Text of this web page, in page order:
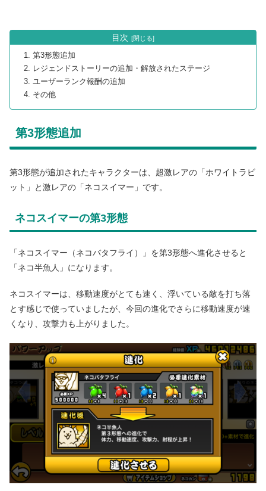
目次
第3形態追加
レジェンドストーリーの追加・解放されたステージ
ユーザーランク報酬の追加
その他
第3形態追加
第3形態が追加されたキャラクターは、超激レアの「ホワイトラビ
ット」と激レアの「ネコスイマー」です。
ネコスイマーの第3形態
「ネコスイマー（ネコバタフライ）」を第3形態へ進化させると
「ネコ半魚人」になります。
ネコスイマーは、移動速度がとても速く、浮いている敵を打ち落
とす感じで使っていましたが、今回の進化でさらに移動速度が速
くなり、攻撃力も上がりました。